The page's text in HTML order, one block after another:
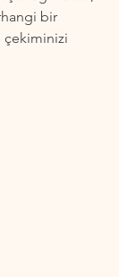
bir
çekiminizi